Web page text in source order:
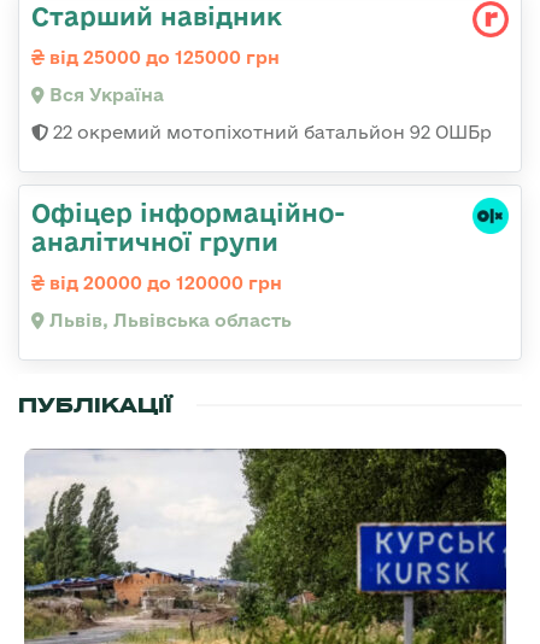
Старший навідник
від 25000 до 125000 грн
Вся Україна
22 окремий мотопіхотний батальйон 92 ОШБр
Офіцер інформаційно-
аналітичної групи
від 20000 до 120000 грн
Львів, Львівська область
ПУБЛІКАЦІЇ